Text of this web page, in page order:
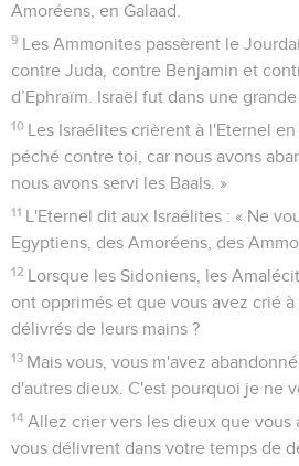
Amoréens, en Galaad.
9 Les Ammonites passèrent le
contre Juda, contre Benjamin et
d’Ephraïm. Israël fut dans une grande
10 Les Israélites crièrent à l'Eternel
péché contre toi, car nous avons
nous avons servi les Baals. »
11 L'Eternel dit aux Israélites : « Ne
Egyptiens, des Amoréens, des
12 Lorsque les Sidoniens, les
ont opprimés et que vous avez crié
délivrés de leurs mains ?
13 Mais vous, vous m'avez
d'autres dieux. C'est pourquoi je ne
14 Allez crier vers les dieux que vous
vous délivrent dans votre temps de